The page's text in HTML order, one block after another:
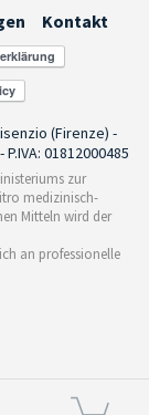
Kontakt
(Firenze) -
P.IVA: 01812000485
zur
medizinisch-
Mitteln wird der
an professionelle